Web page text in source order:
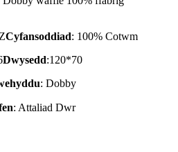
Cyfansoddiad: 100% Cotwm
Dwysedd:120*70
: Dobby
: Attaliad Dwr